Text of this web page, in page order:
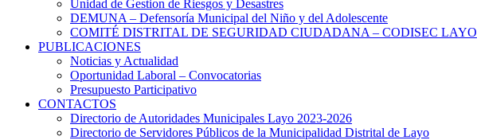
Unidad de Gestion de Riesgos y Desastres
DEMUNA – Defensoría Municipal del Niño y del Adolescente
COMITÉ DISTRITAL DE SEGURIDAD CIUDADANA – CODISEC LAYO
PUBLICACIONES
Noticias y Actualidad
Oportunidad Laboral – Convocatorias
Presupuesto Participativo
CONTACTOS
Directorio de Autoridades Municipales Layo 2023-2026
Directorio de Servidores Públicos de la Municipalidad Distrital de Layo